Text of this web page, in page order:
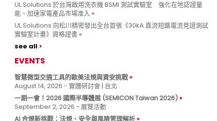
UL Solutions 於台灣啟用洗衣機 BSMI 測試實驗室 強化在地認證量
能、加速家電產品市場准入
UL Solutions 向松川精密發出全台首張《30kA 直流短路電流見證測試
實驗室計畫》資格證書
see all
EVENTS
智慧微型交通工具的歐美法規與資安挑戰
August 14, 2026 - 實體研討會 | 台北
一期一會！2026 國際半導體展 (SEMICON Taiwan 2026)
September 2, 2026 - 展覽活動
AI 合規新挑戰：法規、安全與風險管理解析